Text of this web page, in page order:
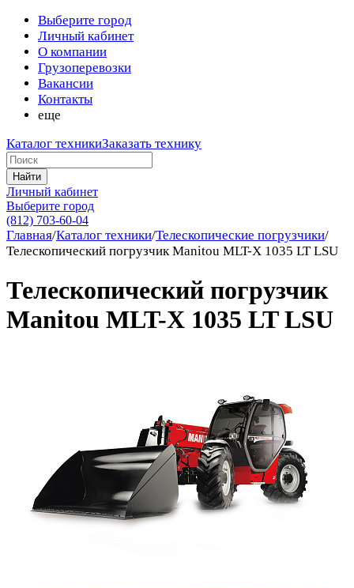
Выберите город
Личный кабинет
О компании
Грузоперевозки
Вакансии
Контакты
еще
Каталог техникиЗаказать технику
Найти
Личный кабинет
Выберите город
(812) 703-60-04
Главная/Каталог техники/Телескопические погрузчики/
Телескопический погрузчик Manitou MLT-X 1035 LT LSU
Телескопический погрузчик
Manitou MLT-X 1035 LT LSU